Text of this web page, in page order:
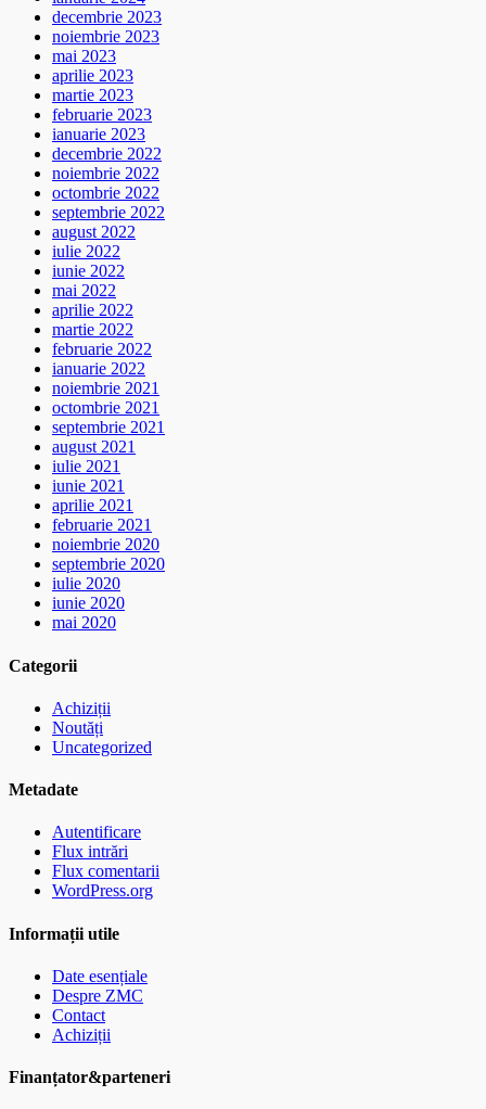
decembrie 2023
noiembrie 2023
mai 2023
aprilie 2023
martie 2023
februarie 2023
ianuarie 2023
decembrie 2022
noiembrie 2022
octombrie 2022
septembrie 2022
august 2022
iulie 2022
iunie 2022
mai 2022
aprilie 2022
martie 2022
februarie 2022
ianuarie 2022
noiembrie 2021
octombrie 2021
septembrie 2021
august 2021
iulie 2021
iunie 2021
aprilie 2021
februarie 2021
noiembrie 2020
septembrie 2020
iulie 2020
iunie 2020
mai 2020
Categorii
Achiziții
Noutăți
Uncategorized
Metadate
Autentificare
Flux intrări
Flux comentarii
WordPress.org
Informații utile
Date esențiale
Despre ZMC
Contact
Achiziții
Finanțator&parteneri